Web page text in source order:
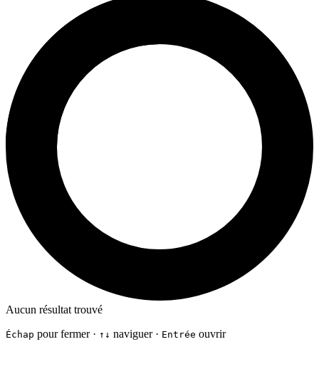
Aucun résultat trouvé
Échap pour fermer · ↑↓ naviguer · Entrée ouvrir